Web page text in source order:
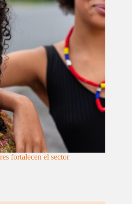
fortalecen el sector